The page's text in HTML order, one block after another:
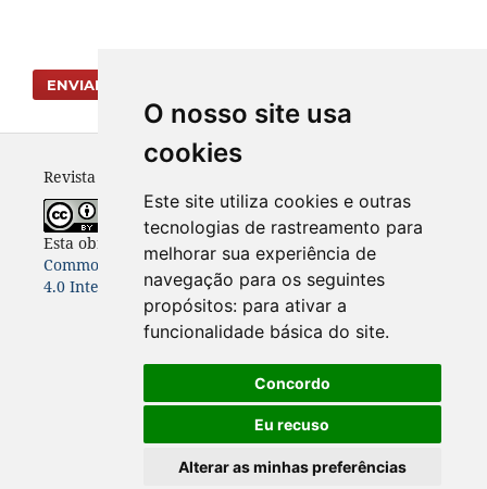
O nosso site usa
cookies
Este site utiliza cookies e outras
tecnologias de rastreamento para
melhorar sua experiência de
navegação para os seguintes
propósitos: para ativar a
funcionalidade básica do site.
Concordo
Eu recuso
Alterar as minhas preferências
ENVIAR SUBMISSÃO
Revista Vernáculo - ISSN 2317-4021
Esta obra está licenciada com uma Licença Creative
Commons Atribuição-NãoComercial-CompartilhaIgual
4.0 Internacional.